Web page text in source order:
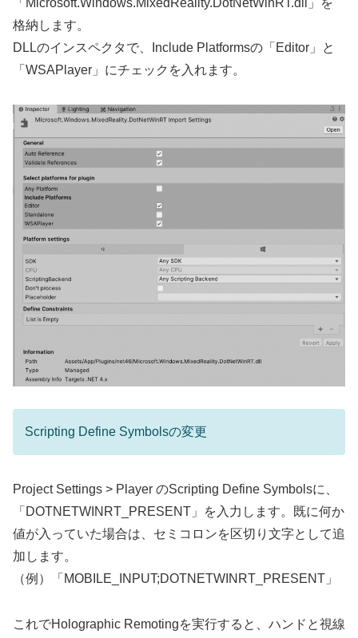
「Microsoft.Windows.MixedReality.DotNetWinRT.dll」を
格納します。
DLLのインスペクタで、Include Platformsの「Editor」と
「WSAPlayer」にチェックを入れます。
Scripting Define Symbolsの変更
Project Settings > Player のScripting Define Symbolsに、
「DOTNETWINRT_PRESENT」を入力します。既に何か
値が入っていた場合は、セミコロンを区切り文字として追
加します。
（例）「MOBILE_INPUT;DOTNETWINRT_PRESENT」
これでHolographic Remotingを実行すると、ハンドと視線